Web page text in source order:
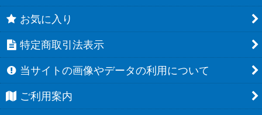
お気に入り
特定商取引法表示
当サイトの画像やデータの利用について
ご利用案内